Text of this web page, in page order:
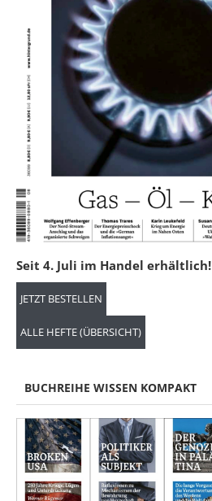
Seit 4. Juli im Handel erhältlich!
JETZT BESTELLEN
ALLE HEFTE (ÜBERSICHT)
BUCHREIHE WISSEN KOMPAKT